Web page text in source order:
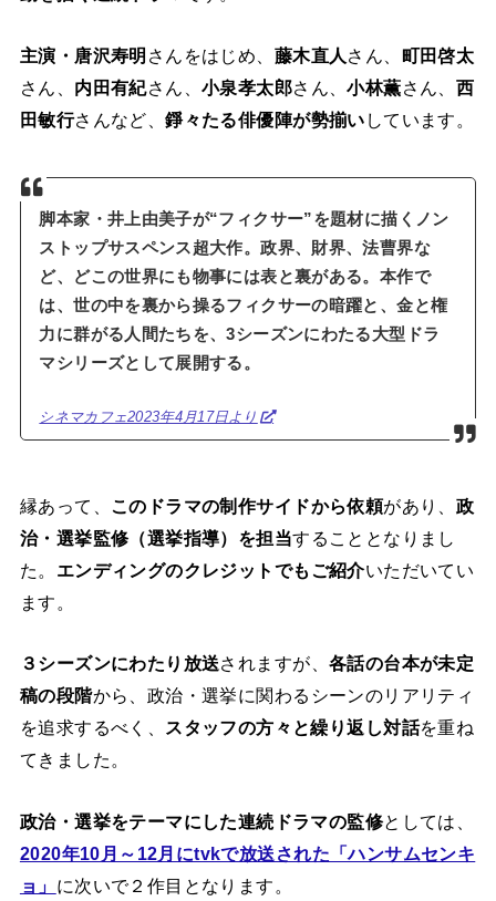
主演・唐沢寿明 さんをはじめ、 藤木直人 さん、 町田啓太
さん、 内田有紀さん、小泉孝太郎さん、小林薫さん、 西
田敏行さんなど、錚々たる俳優陣が勢揃い しています。
脚本家・井上由美子が“フィクサー”を題材に描くノン
ストップサスペンス超大作。政界、財界、法曹界な
ど、どこの世界にも物事には表と裏がある。本作で
は、世の中を裏から操るフィクサーの暗躍と、金と権
力に群がる人間たちを、3シーズンにわたる大型ドラ
マシリーズとして展開する。
シネマカフェ2023年4月17日より
縁あって、 このドラマの制作サイドから依頼があり、 政
治・選挙監修（選挙指導）を担当することとなりまし
た。 エンディングのクレジットでもご紹介いただいてい
ます。
３シーズンにわたり放送されますが、 各話の台本が未定
稿の段階から、政治・選挙に関わるシーンのリアリティ
を追求するべく、 スタッフの方々と繰り返し対話を重ね
てきました。
政治・選挙をテーマにした連続ドラマの監修としては、
2020年10月～12月にtvkで放送された「ハンサムセンキ
ョ」 に次いで２作目となります。